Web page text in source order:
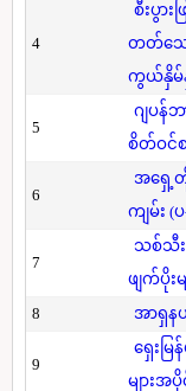
4
စီးပွာ
တတ်သော
ကွယ်နှိမ်
5
ဂျပန်
စိတ်ဝင်
6
အရှေ့တို
ကျမ်း (
7
သစ်သီး
ဖျက်ပိုး
8
အာရှန
9
ရှေးမ
များအ